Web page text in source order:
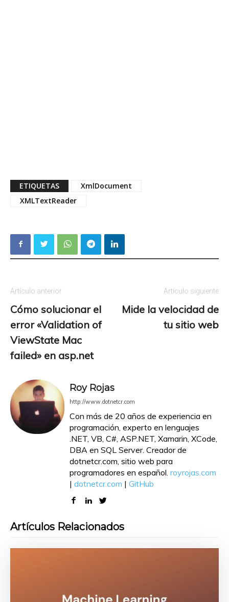
ETIQUETAS
XmlDocument
XMLTextReader
Artículo anterior
Cómo solucionar el
error «Validation of
ViewState Mac
failed» en asp.net
Artículo siguiente
Mide la velocidad de
tu sitio web
Roy Rojas
http://www.dotnetcr.com
Con más de 20 años de experiencia en
programación, experto en lenguajes
.NET, VB, C#, ASP.NET, Xamarin, XCode,
DBA en SQL Server. Creador de
dotnetcr.com, sitio web para
programadores en español. royrojas.com
| dotnetcr.com | GitHub
Artículos Relacionados